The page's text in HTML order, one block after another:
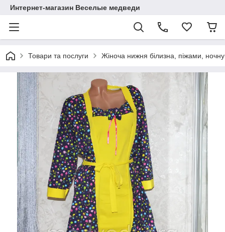
Интернет-магазин Веселые медведи
Товари та послуги Жіноча нижня білизна, піжами,